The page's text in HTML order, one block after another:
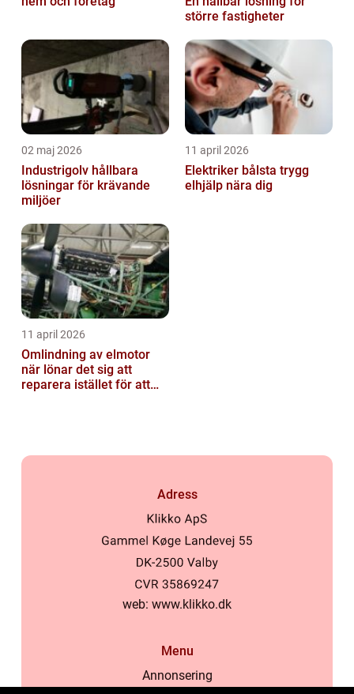
större fastigheter
02 maj 2026
Industrigolv hållbara
lösningar för krävande
miljöer
11 april 2026
Elektriker bålsta trygg
elhjälp nära dig
11 april 2026
Omlindning av elmotor
när lönar det sig att
reparera istället för att
Adress
web: www.klikko.dk
Menu
Annonsering